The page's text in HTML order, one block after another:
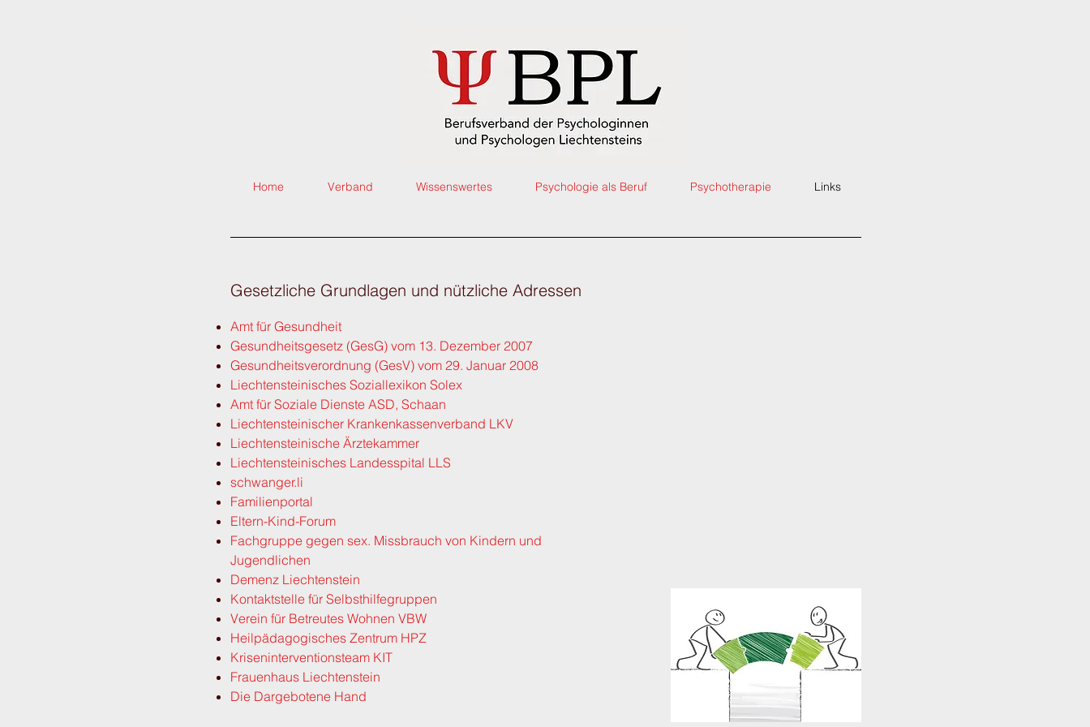
Home Verband Wissenswertes Psychologie als Beruf Psychotherapie Links
Gesetzliche Grundlagen und nützliche Adressen
Amt für Gesundheit
Gesundheitsgesetz (GesG) vom 13. Dezember 2007
Gesundheitsverordnung (GesV) vom 29. Januar 2008
Liechtensteinisches Soziallexikon Solex
Amt für Soziale Dienste ASD, Schaan
Liechtensteinischer Krankenkassenverband LKV
Liechtensteinische Ärztekammer
Liechtensteinisches Landesspital LLS
schwanger.li
Familienportal
Eltern-Kind-Forum
Fachgruppe gegen sex. Missbrauch von Kindern und
Jugendlichen
Demenz Liechtenstein
Kontaktstelle für Selbsthilfegruppen
Verein für Betreutes Wohnen VBW
Heilpädagogisches Zentrum HPZ
Kriseninterventionsteam KIT
Frauenhaus Liechtenstein
Die Dargebotene Hand